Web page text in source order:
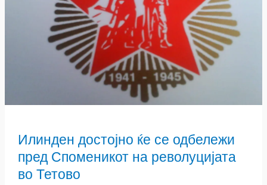
Илинден достојно ќе се одбележи
пред Споменикот на револуцијата
во Тетово